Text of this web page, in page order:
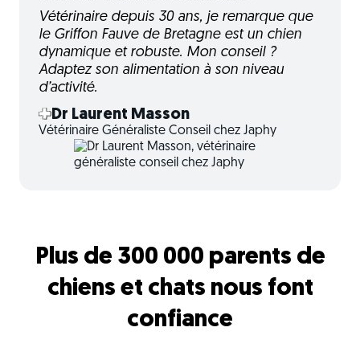
Vétérinaire depuis 30 ans, je remarque que
le Griffon Fauve de Bretagne est un chien
dynamique et robuste. Mon conseil ?
Adaptez son alimentation à son niveau
d’activité.
Dr Laurent Masson
Vétérinaire Généraliste Conseil chez Japhy
Plus de 300 000 parents de
chiens et chats nous font
confiance